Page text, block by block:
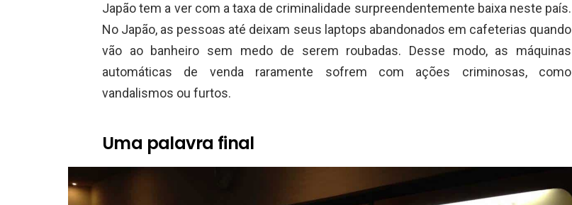
Japão tem a ver com a taxa de criminalidade surpreendentemente baixa neste país.
No Japão, as pessoas até deixam seus laptops abandonados em cafeterias quando
vão ao banheiro sem medo de serem roubadas. Desse modo, as máquinas
automáticas de venda raramente sofrem com ações criminosas, como
vandalismos ou furtos.
Uma palavra final